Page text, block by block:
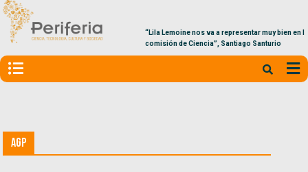
“Lila Lemoine nos va a representar muy bien en la
comisión de Ciencia”, Santiago Santurio
AGP